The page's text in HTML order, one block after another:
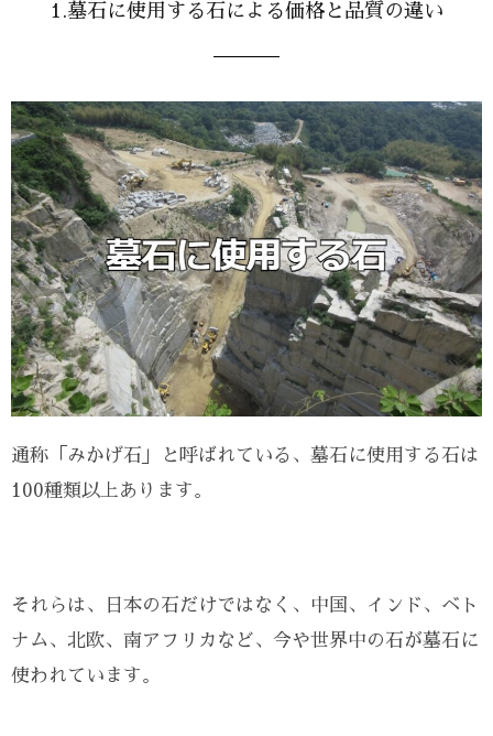
1.墓石に使用する石による価格と品質の違い
通称「みかげ石」と呼ばれている、墓石に使用する石は
100種類以上あります。
それらは、日本の石だけではなく、中国、インド、ベト
ナム、北欧、南アフリカなど、今や世界中の石が墓石に
使われています。